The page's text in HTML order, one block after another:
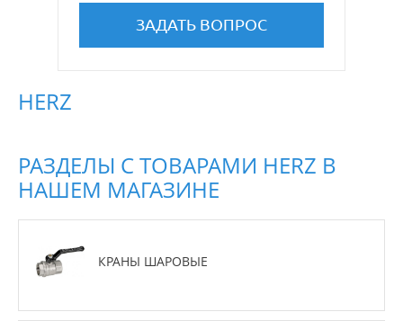
ЗАДАТЬ ВОПРОС
HERZ
РАЗДЕЛЫ С ТОВАРАМИ HERZ В
НАШЕМ МАГАЗИНЕ
КРАНЫ ШАРОВЫЕ